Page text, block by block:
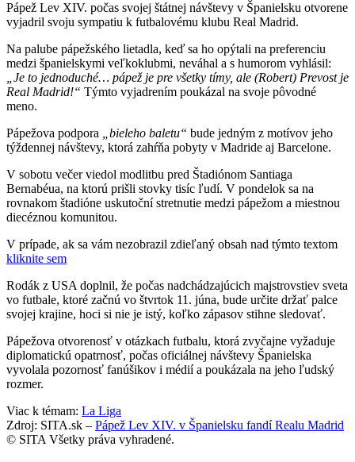
Pápež Lev XIV. počas svojej štátnej návštevy v Španielsku otvorene
vyjadril svoju sympatiu k futbalovému klubu Real Madrid.
Na palube pápežského lietadla, keď sa ho opýtali na preferenciu
medzi španielskymi veľkoklubmi, neváhal a s humorom vyhlásil:
„Je to jednoduché… pápež je pre všetky tímy, ale (Robert) Prevost je
Real Madrid!“ Týmto vyjadrením poukázal na svoje pôvodné
meno.
Pápežova podpora
„bieleho baletu“ bude jedným z motívov jeho
týždennej návštevy, ktorá zahŕňa pobyty v Madride aj Barcelone.
V sobotu večer viedol modlitbu pred Štadiónom Santiaga
Bernabéua, na ktorú prišli stovky tisíc ľudí. V pondelok sa na
rovnakom štadióne uskutoční stretnutie medzi pápežom a miestnou
diecéznou komunitou.
V prípade, ak sa vám nezobrazil zdieľaný obsah nad týmto textom
kliknite sem
Rodák z USA doplnil, že počas nadchádzajúcich majstrovstiev sveta
vo futbale, ktoré začnú vo štvrtok 11. júna, bude určite držať palce
svojej krajine, hoci si nie je istý, koľko zápasov stihne sledovať.
Pápežova otvorenosť v otázkach futbalu, ktorá zvyčajne vyžaduje
diplomatickú opatrnosť, počas oficiálnej návštevy Španielska
vyvolala pozornosť fanúšikov i médií a poukázala na jeho ľudský
rozmer.
Viac k témam: La Liga
Zdroj: SITA.sk – Pápež Lev XIV. v Španielsku fandí Realu Madrid
© SITA Všetky práva vyhradené.